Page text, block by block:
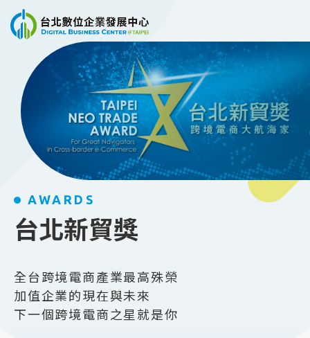
跳到主要內容
AWARDS
台北新貿獎
全台跨境電商產業最高殊榮
加值企業的現在與未來
下一個跨境電商之星就是你